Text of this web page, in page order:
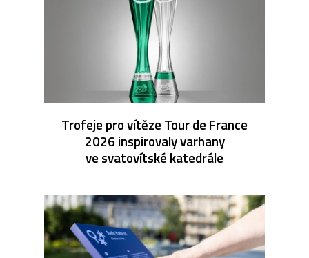
Trofeje pro vítěze Tour de France
2026 inspirovaly varhany
ve svatovítské katedrále